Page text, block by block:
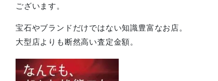
ございます。
宝石やブランドだけではない知識豊富なお店。
大型店よりも断然高い査定金額。